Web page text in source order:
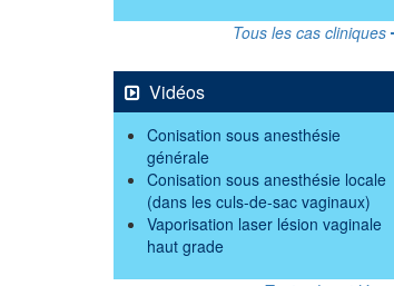
Tous les cas cliniques
Vidéos
Conisation sous anesthésie
générale
Conisation sous anesthésie locale
(dans les culs-de-sac vaginaux)
Vaporisation laser lésion vaginale
haut grade